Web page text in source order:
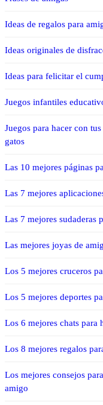
Ideas de regalos para
Ideas originales de
Ideas para felicitar el
Juegos infantiles
Juegos para hacer con
gatos
Las 10 mejores páginas
Las 7 mejores
Las 7 mejores sudaderas
Las mejores joyas de
Los 5 mejores cruceros
Los 5 mejores deportes
Los 6 mejores chats para
Los 8 mejores regalos
Los mejores consejos
amigo